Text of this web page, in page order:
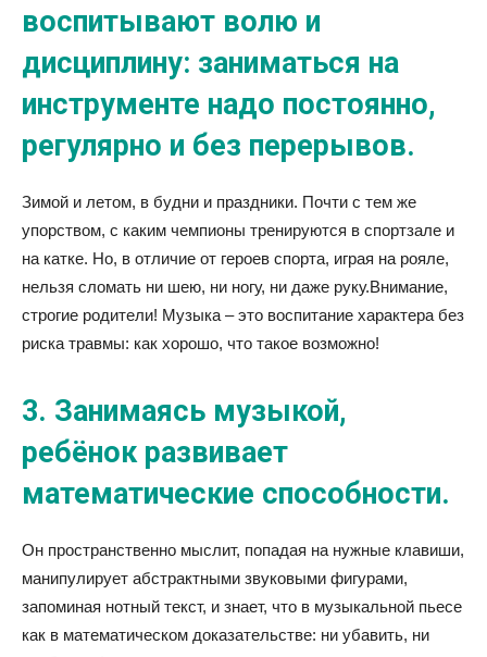
воспитывают волю и
дисциплину: заниматься на
инструменте надо постоянно,
регулярно и без перерывов.
Зимой и летом, в будни и праздники. Почти с тем же
упорством, с каким чемпионы тренируются в спортзале и
на катке. Но, в отличие от героев спорта, играя на рояле,
нельзя сломать ни шею, ни ногу, ни даже руку.Внимание,
строгие родители! Музыка – это воспитание характера без
риска травмы: как хорошо, что такое возможно!
3. Занимаясь музыкой,
ребёнок развивает
математические способности.
Он пространственно мыслит, попадая на нужные клавиши,
манипулирует абстрактными звуковыми фигурами,
запоминая нотный текст, и знает, что в музыкальной пьесе
как в математическом доказательстве: ни убавить, ни